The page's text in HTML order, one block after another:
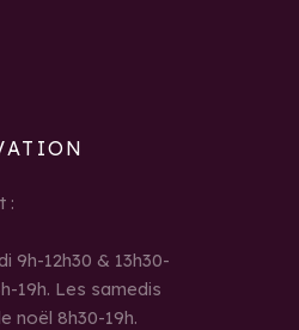
:
9h-12h30 & 13h30-
19h. Les samedis
noël 8h30-19h.